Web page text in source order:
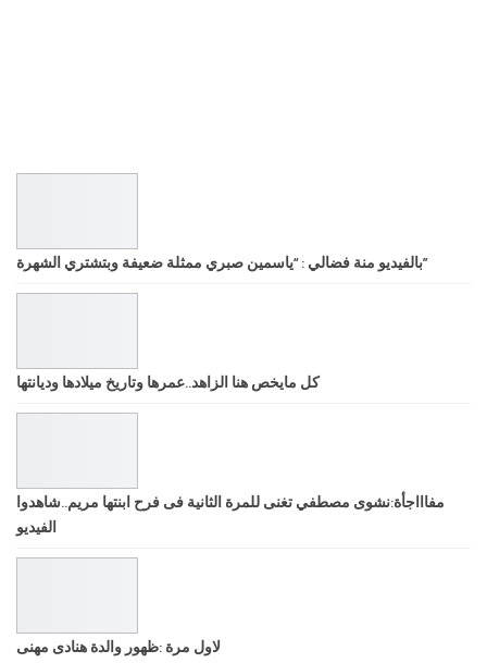
بالفيديو منة فضالي : “ياسمين صبري ممثلة ضعيفة وبتشتري الشهرة”
كل مايخص هنا الزاهد..عمرها وتاريخ ميلادها وديانتها
مفاااجأة:نشوى مصطفي تغنى للمرة الثانية فى فرح ابنتها مريم..شاهدوا
الفيديو
لاول مرة :ظهور والدة هنادى مهنى